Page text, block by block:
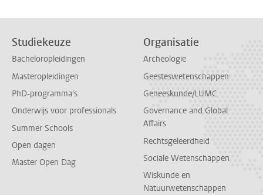
Studiekeuze
Bacheloropleidingen
Masteropleidingen
PhD-programma's
Onderwijs voor professionals
Summer Schools
Open dagen
Master Open Dag
Organisatie
Archeologie
Geesteswetenschappen
Geneeskunde/LUMC
Governance and Global
Affairs
Rechtsgeleerdheid
Sociale Wetenschappen
Wiskunde en
Natuurwetenschappen